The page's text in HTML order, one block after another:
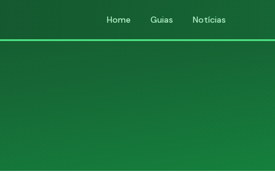
Home Guias Notícias